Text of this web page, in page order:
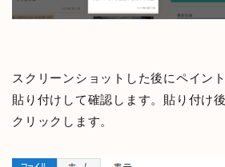
スクリーンショットした後にペイン
貼り付けして確認します。貼り付け
クリックします。